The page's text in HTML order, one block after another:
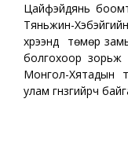
Цайфэйдянь
Тяньжин-
хүрээнд төмөр
болгохоор зорьж
Монгол-Хятадын
улам гүнзгийрч